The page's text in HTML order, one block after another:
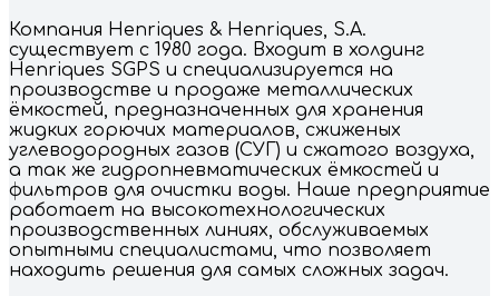
Компания Henriques & Henriques, S.A.
существует c 1980 года. Входит в холдинг
Henriques SGPS и специализируется на
производстве и продаже металлических
ёмкостей, предназначенных для хранения
жидких горючих материалов, сжиженых
углеводородных газов (СУГ) и сжатого воздуха,
а так же гидропневматических ёмкостей и
фильтров для очистки воды. Наше предприятие
работает на высокотехнологических
производственных линиях, обслуживаемых
опытными специалистами, что позволяет
находить решения для самых сложных задач.